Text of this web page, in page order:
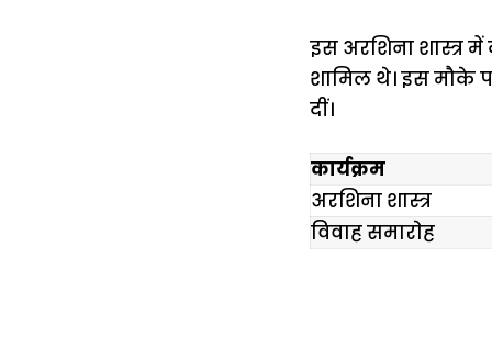
इस अरशिना शास्त्र
शामिल थे। इस मौके
दीं।
कार्यक्रम
अरशिना शास्त्र
विवाह समाराेह